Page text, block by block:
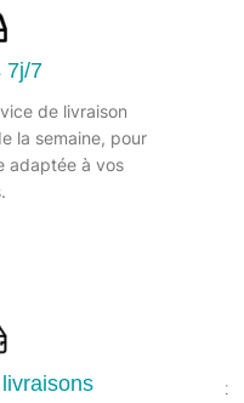
7j/7
de livraison
la semaine, pour
adaptée à vos
– Bidon 5L
des matériels et